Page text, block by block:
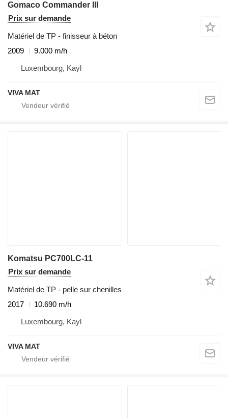
Gomaco Commander III
Prix sur demande
Matériel de TP - finisseur à béton
2009
9.000 m/h
Luxembourg, Kayl
VIVA MAT
Komatsu PC700LC-11
Prix sur demande
Matériel de TP - pelle sur chenilles
2017
10.690 m/h
Luxembourg, Kayl
VIVA MAT